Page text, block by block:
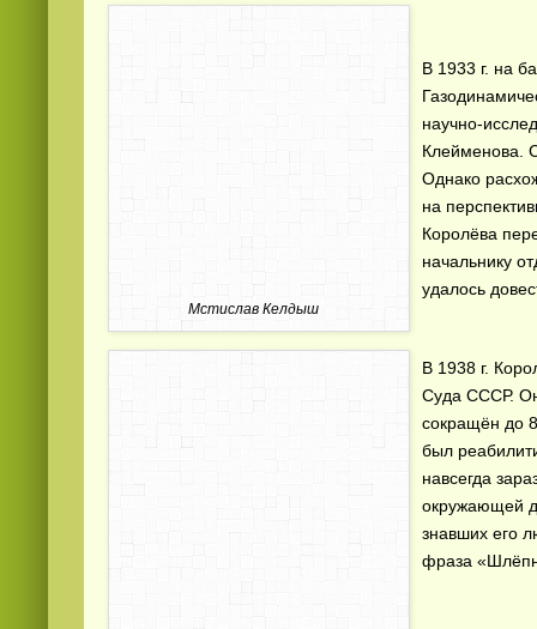
Мстислав Келдыш
В 1933 г. на
научно-
Клейменова.
Однако
на
Королёва
начальнику
удалось
В 1938 г.
Суда СССР. Он
сокращён до
был
навсегда
окружающей
знавших его
фраза